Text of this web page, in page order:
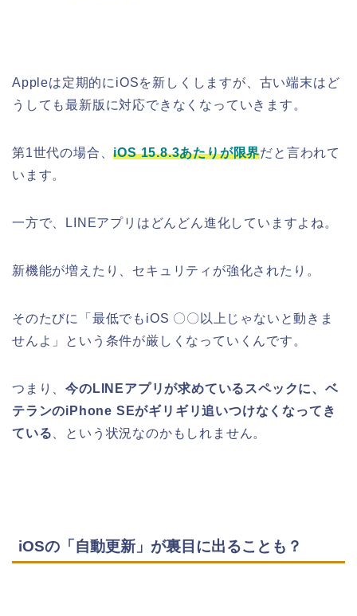
Appleは定期的にiOSを新しくしますが、古い端末はど
うしても最新版に対応できなくなっていきます。
第1世代の場合、iOS 15.8.3あたりが限界だと言われて
います。
一方で、LINEアプリはどんどん進化していますよね。
新機能が増えたり、セキュリティが強化されたり。
そのたびに「最低でもiOS 〇〇以上じゃないと動きま
せんよ」という条件が厳しくなっていくんです。
つまり、今のLINEアプリが求めているスペックに、ベ
テランのiPhone SEがギリギリ追いつけなくなってき
ている 、という状況なのかもしれません。
iOSの「自動更新」が裏目に出ることも？